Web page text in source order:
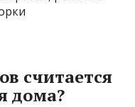
считается
дома?